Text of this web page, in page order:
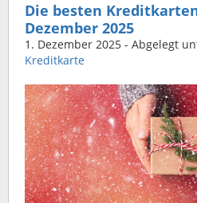
Die besten
Dezember 2025
1. Dezember 2025 - Abgelegt
Kreditkarte